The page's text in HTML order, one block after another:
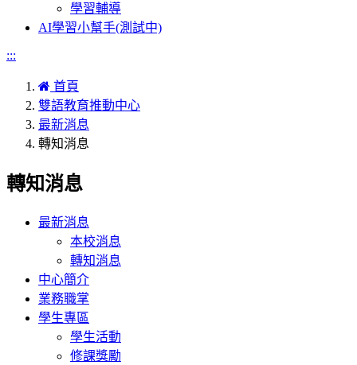
學習輔導
AI學習小幫手(測試中)
:::
首頁
雙語教育推動中心
最新消息
轉知消息
轉知消息
最新消息
本校消息
轉知消息
中心簡介
業務職掌
學生專區
學生活動
修課獎勵